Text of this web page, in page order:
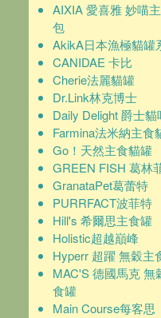
AIXIA 愛喜雅 妙喵
包
AkikA日本漁極貓罐
CANIDAE 卡比
Cherie法麗貓罐
Dr.Link林克博士
Daily Delight 爵士貓
Farmina法米納主食
Go！天然主食貓罐
GREEN FISH 葛林
GranataPet葛蕾特
PURRFACT波菲特
Hill's 希爾思主食罐
Holistic超越巔峰
Hyperr 超躍 無穀主
MAC'S 德國馬克 無
食罐
Main Course每客思